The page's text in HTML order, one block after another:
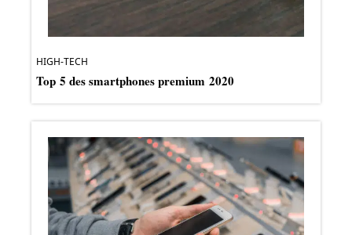
HIGH-TECH
Top 5 des smartphones premium 2020